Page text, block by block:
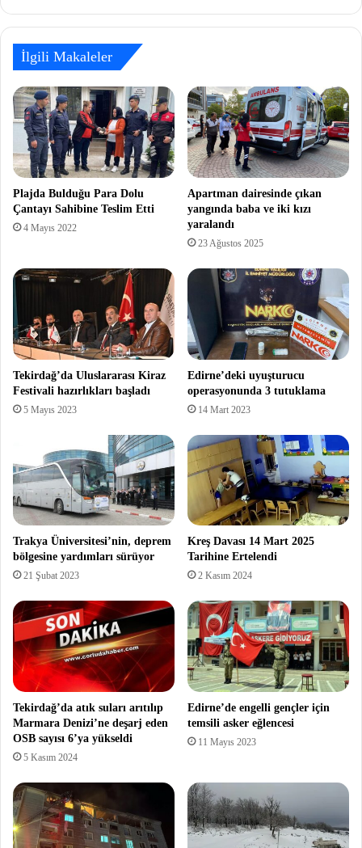
İlgili Makaleler
Plajda Bulduğu Para Dolu
Çantayı Sahibine Teslim Etti
4 Mayıs 2022
Apartman dairesinde çıkan
yangında baba ve iki kızı
yaralandı
23 Ağustos 2025
Tekirdağ’da Uluslararası Kiraz
Festivali hazırlıkları başladı
5 Mayıs 2023
Edirne’deki uyuşturucu
operasyonunda 3 tutuklama
14 Mart 2023
Trakya Üniversitesi’nin, deprem
bölgesine yardımları sürüyor
21 Şubat 2023
Kreş Davası 14 Mart 2025
Tarihine Ertelendi
2 Kasım 2024
Tekirdağ’da atık suları arıtılıp
Marmara Denizi’ne deşarj eden
OSB sayısı 6’ya yükseldi
5 Kasım 2024
Edirne’de engelli gençler için
temsili asker eğlencesi
11 Mayıs 2023